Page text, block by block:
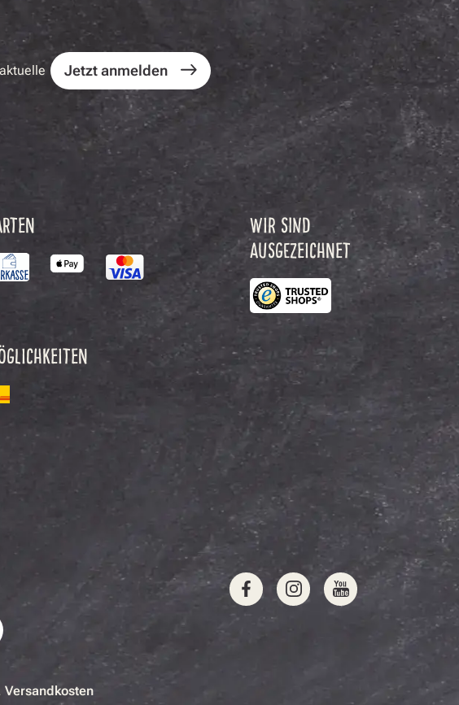
Jetzt anmelden
WIR SIND
AUSGEZEICHNET
Versandkosten